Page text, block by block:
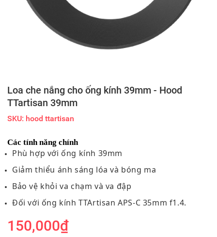
Loa che nắng cho ống kính 39mm - Hood
TTartisan 39mm
SKU: hood ttartisan
Các tính năng chính
Phù hợp với ống kính 39mm
Giảm thiểu ánh sáng lóa và bóng ma
Bảo vệ khỏi va chạm và va đập
Đối với ống kính TTArtisan APS-C 35mm f1.4.
150,000₫